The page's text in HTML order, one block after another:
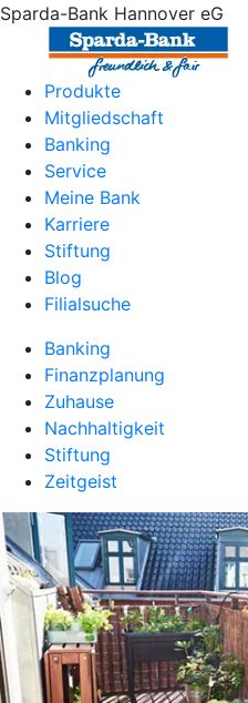
Sparda-Bank Hannover eG
Produkte
Mitgliedschaft
Banking
Service
Meine Bank
Karriere
Stiftung
Blog
Filialsuche
Banking
Finanzplanung
Zuhause
Nachhaltigkeit
Stiftung
Zeitgeist